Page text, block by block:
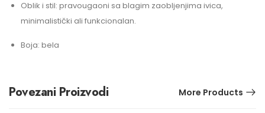
Oblik i stil: pravougaoni sa blagim zaobljenjima ivica,
minimalistički ali funkcionalan.
Boja: bela
Povezani Proizvodi More Products